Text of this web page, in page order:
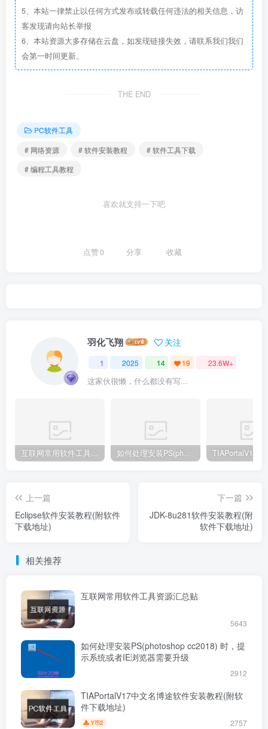
5、本站一律禁止以任何方式发布或转载任何违法的相关信息，访
客发现请向站长举报
6、本站资源大多存储在云盘，如发现链接失效，请联系我们我们
会第一时间更新。
THE END
PC软件工具
# 网络资源
# 软件安装教程
# 软件工具下载
# 编程工具教程
喜欢就支持一下吧
点赞0 分享 收藏
羽化飞翔 关注
1 2025 14 19 23.6W+
这家伙很懒，什么都没有写...
互联网常用软件工具资源汇总贴 如何处理安装PS(photoshop cc2018) 时，提示系统或者IE浏览器需要升级
上一篇
Eclipse软件安装教程(附软件
下载地址)
下一篇
JDK-8u281软件安装教程(附
软件下载地址)
相关推荐
互联网常用软件工具资源汇总贴
5643
如何处理安装PS(photoshop cc2018) 时，提
示系统或者IE浏览器需要升级
2912
TIAPortalV17中文名博途软件安装教程(附软
件下载地址)
Y币2 2757